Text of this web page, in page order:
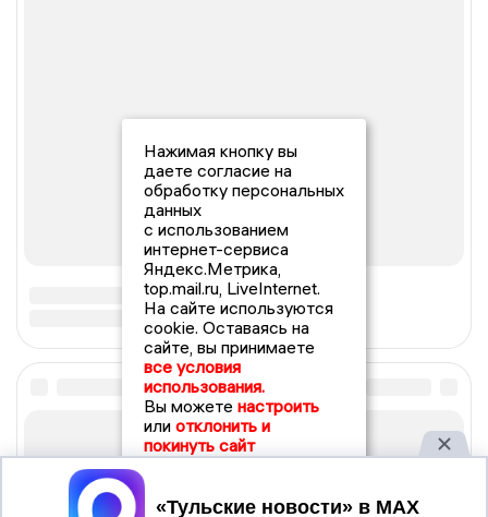
Нажимая кнопку вы
даете согласие на
обработку персональных
данных
с использованием
интернет-сервиса
Яндекс.Метрика,
top.mail.ru, LiveInternet.
На сайте используются
cookie. Оставаясь на
сайте, вы принимаете
все условия
использования.
Вы можете настроить
или отклонить и
покинуть сайт
Принять